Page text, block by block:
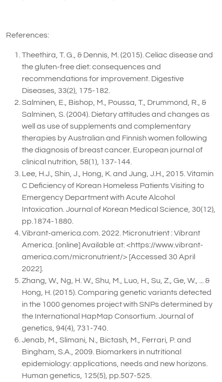
References:
Theethira, T. G., & Dennis, M. (2015). Celiac disease and
the gluten-free diet: consequences and
recommendations for improvement. Digestive
Diseases, 33(2), 175-182.
Salminen, E., Bishop, M., Poussa, T., Drummond, R., &
Salminen, S. (2004). Dietary attitudes and changes as
well as use of supplements and complementary
therapies by Australian and Finnish women following
the diagnosis of breast cancer. European journal of
clinical nutrition, 58(1), 137-144.
Lee, H.J., Shin, J., Hong, K. and Jung, J.H., 2015. Vitamin
C Deficiency of Korean Homeless Patients Visiting to
Emergency Department with Acute Alcohol
Intoxication. Journal of Korean Medical Science, 30(12),
pp.1874-1880.
Vibrant-america.com. 2022. Micronutrient : Vibrant
America. [online] Available at: <https://www.vibrant-
america.com/micronutrient/> [Accessed 30 April
2022].
Zhang, W., Ng, H. W., Shu, M., Luo, H., Su, Z., Ge, W., ... &
Hong, H. (2015). Comparing genetic variants detected
in the 1000 genomes project with SNPs determined by
the International HapMap Consortium. Journal of
genetics, 94(4), 731-740.
Jenab, M., Slimani, N., Bictash, M., Ferrari, P. and
Bingham, S.A., 2009. Biomarkers in nutritional
epidemiology: applications, needs and new horizons.
Human genetics, 125(5), pp.507-525.